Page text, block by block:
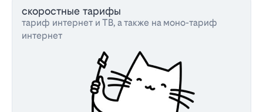
скоростные тарифы
тариф интернет и ТВ, а также на моно-тариф
интернет